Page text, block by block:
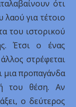
ότι
για τέτοιο
του ιστορικού
Έτσι ο ένας
στρέφεται
μια προπαγάνδα
του θέση. Αν
ο δεύτερος